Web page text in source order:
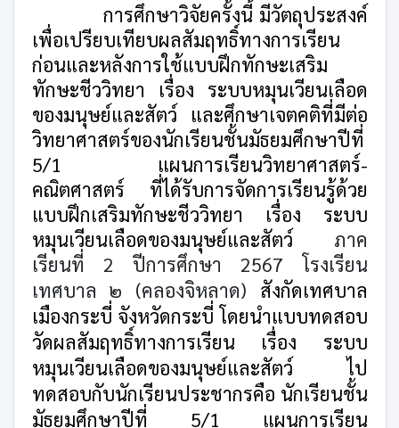
การศึกษาวิจัยครั้งนี้ มีวัตถุประสงค์
เพื่อเปรียบเทียบผลสัมฤทธิ์ทางการเรียน
ก่อนและหลังการใช้แบบฝึกทักษะเสริม
ทักษะชีววิทยา เรื่อง ระบบหมุนเวียนเลือด
ของมนุษย์และสัตว์ และศึกษาเจตคติที่มีต่อ
วิทยาศาสตร์ของนักเรียนชั้นมัธยมศึกษาปีที่
5/1 แผนการเรียนวิทยาศาสตร์-
คณิตศาสตร์ ที่ได้รับการจัดการเรียนรู้ด้วย
แบบฝึกเสริมทักษะชีววิทยา เรื่อง ระบบ
หมุนเวียนเลือดของมนุษย์และสัตว์ภาค
เรียนที่ 2 ปีการศึกษา2567โรงเรียน
เทศบาล ๒ (คลองจิหลาด) สังกัดเทศบาล
เมืองกระบี่ จังหวัดกระบี่ โดยนำแบบทดสอบ
วัดผลสัมฤทธิ์ทางการเรียน เรื่อง ระบบ
หมุนเวียนเลือดของมนุษย์และสัตว์ ไป
ทดสอบกับนักเรียนประชากรคือ นักเรียนชั้น
มัธยมศึกษาปีที่ 5/1 แผนการเรียน